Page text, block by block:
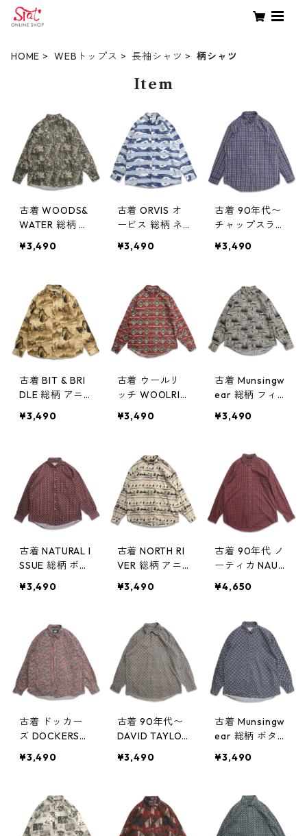
HOME WEBトップス 長袖シャツ 柄シャツ
Item
古着 WOODS&
WATER 総柄 ア
ツリーカモ ボ
ツ 長袖シャツ
表記：L gd40
9378n w60512
¥3,490
古着 ORVIS オ
ービス 総柄 ネ
袖シャツ 表
9556n w60528
¥3,490
古着 90年代〜
チャップスラル
APS RALPH LAU
ンシャツ 長袖
シャツ チェッ
ク 表記：M g
d409387n w6
0513
¥3,490
古着 BIT & BRI
DLE 総柄 アニ
ダウンシャツ
379n w60512
¥3,490
古着 ウールリ
ッチ WOOLRIC
ボタンダウンシ
ツ 表記：M g
d409307n w6
0505
¥3,490
古着 Munsingw
ear 総柄 フィッ
ンダウンシャツ
記：L gd409
306n w60505
¥3,490
古着 NATURAL I
SSUE 総柄 ボタ
長袖シャツ 表
305n w60505
¥3,490
古着 NORTH RI
VER 総柄 アニ
ンダウンシャツ
記：XL gd40
9272n w60501
¥3,490
古着 90年代 ノ
ーティカ NAUTI
リー柄 ボタン
長袖シャツ 表
記：L gd409
260n w60430
¥4,650
古着 ドッカー
ズ DOCKERS
ー柄 長袖シャ
ンシャツ 表
記：L gd409
259n w60430
¥3,490
古着 90年代〜
DAVID TAYLOR
ツ コットンシ
gd409258n w6
0430
¥3,490
古着 Munsingw
ear 総柄 ボタン
長袖シャツ 表
245n w60429
¥3,490